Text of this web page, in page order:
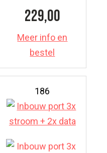
229,00
Meer info en
bestel
186